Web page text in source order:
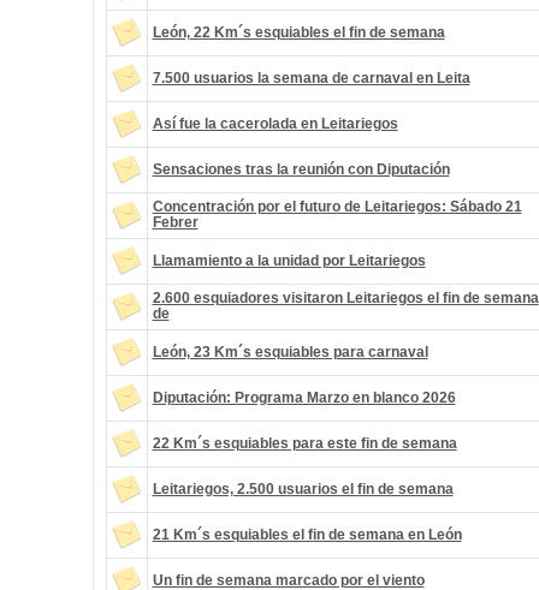
León, 22 Km´s esquiables el fin de semana
7.500 usuarios la semana de carnaval en Leita
Así fue la cacerolada en Leitariegos
Sensaciones tras la reunión con Diputación
Concentración por el futuro de Leitariegos: Sábado 21
Febrer
Llamamiento a la unidad por Leitariegos
2.600 esquiadores visitaron Leitariegos el fin de semana
de
León, 23 Km´s esquiables para carnaval
Diputación: Programa Marzo en blanco 2026
22 Km´s esquiables para este fin de semana
Leitariegos, 2.500 usuarios el fin de semana
21 Km´s esquiables el fin de semana en León
Un fin de semana marcado por el viento